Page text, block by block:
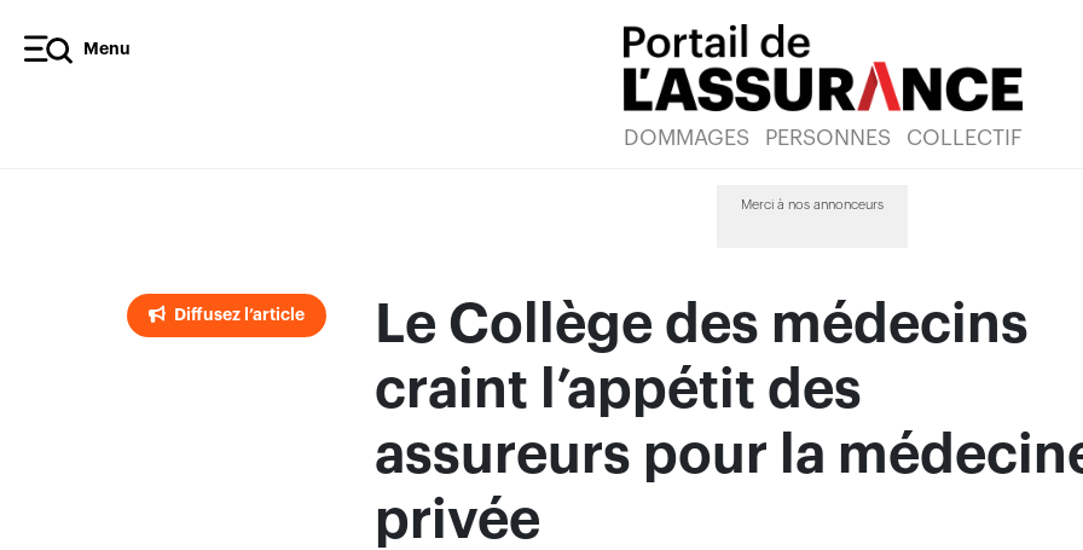
Menu
DOMMAGES PERSONNES COLLECTIF
Merci à nos annonceurs
Diffusez l’article
Le Collège des médecins
craint l’appétit des
assureurs pour la
privée